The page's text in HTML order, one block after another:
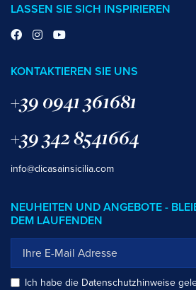
LASSEN SIE SICH INSPIRIEREN
KONTAKTIEREN SIE UNS
+39 0941 361681
+39 342 8541664
info@dicasainsicilia.com
NEUHEITEN UND ANGEBOTE -
DEM LAUFENDEN
Ich habe die Datenschutzhinweise